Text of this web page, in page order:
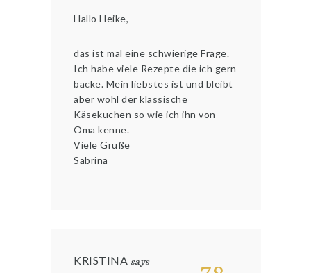
Hallo Heike,
das ist mal eine schwierige Frage.
Ich habe viele Rezepte die ich gern
backe. Mein liebstes ist und bleibt
aber wohl der klassische
Käsekuchen so wie ich ihn von
Oma kenne.
Viele Grüße
Sabrina
KRISTINA says